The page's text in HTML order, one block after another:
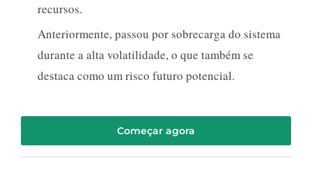
recursos.
Anteriormente, passou por sobrecarga do sistema
durante a alta volatilidade, o que também se
destaca como um risco futuro potencial.
Começar agora